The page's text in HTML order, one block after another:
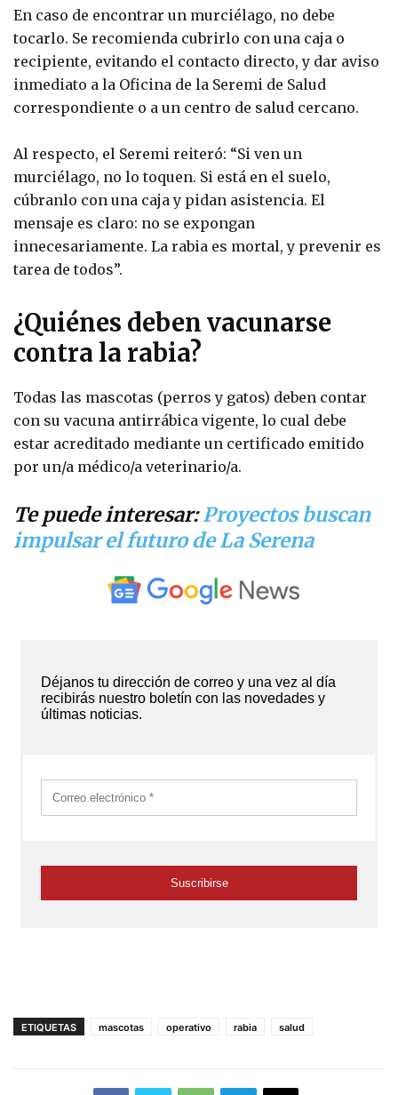
En caso de encontrar un murciélago, no debe
tocarlo. Se recomienda cubrirlo con una caja o
recipiente, evitando el contacto directo, y dar aviso
inmediato a la Oficina de la Seremi de Salud
correspondiente o a un centro de salud cercano.
Al respecto, el Seremi reiteró: “Si ven un
murciélago, no lo toquen. Si está en el suelo,
cúbranlo con una caja y pidan asistencia. El
mensaje es claro: no se expongan
innecesariamente. La rabia es mortal, y prevenir es
tarea de todos”.
¿Quiénes deben vacunarse
contra la rabia?
Todas las mascotas (perros y gatos) deben contar
con su vacuna antirrábica vigente, lo cual debe
estar acreditado mediante un certificado emitido
por un/a médico/a veterinario/a.
Te puede interesar:Proyectos buscan
impulsar el futuro de La Serena
ETIQUETAS mascotas operativo rabia salud